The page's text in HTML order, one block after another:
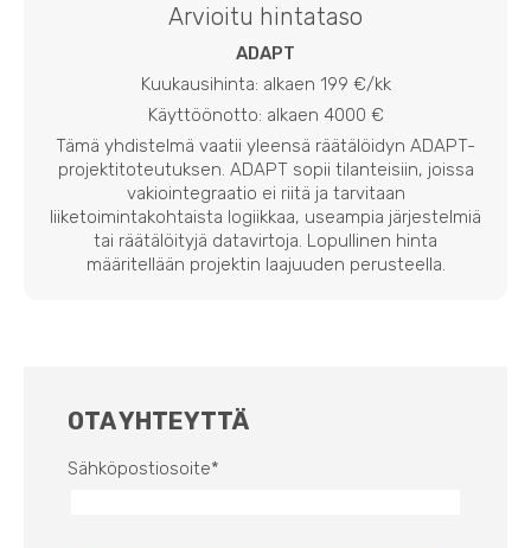
Arvioitu hintataso
ADAPT
Kuukausihinta: alkaen 199 €/kk
Käyttöönotto: alkaen 4000 €
Tämä yhdistelmä vaatii yleensä räätälöidyn ADAPT-
projektitoteutuksen. ADAPT sopii tilanteisiin, joissa
vakiointegraatio ei riitä ja tarvitaan
liiketoimintakohtaista logiikkaa, useampia järjestelmiä
tai räätälöityjä datavirtoja. Lopullinen hinta
määritellään projektin laajuuden perusteella.
OTA YHTEYTTÄ
Sähköpostiosoite*